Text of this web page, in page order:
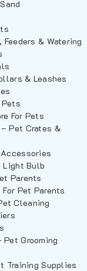
& Watering
& Leashes
Pets
For Pets
Pet Crates &
Light Bulb
Parents
Pet Parents
Cleaning
Grooming
Training Supplies